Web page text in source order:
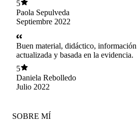
5
Paola Sepulveda
Septiembre 2022
Buen material, didáctico, información
actualizada y basada en la evidencia.
5
Daniela Rebolledo
Julio 2022
SOBRE MÍ